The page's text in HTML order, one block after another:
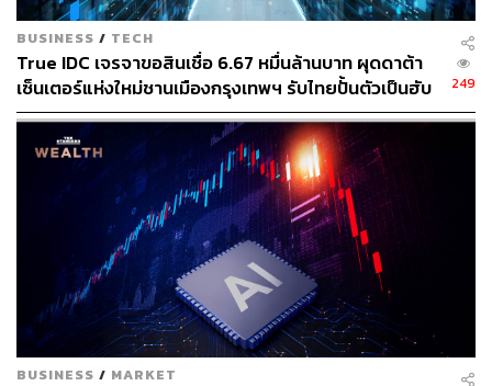
https://www.cnbc.com/2026/05/31/nvidias-new-chip-t
o-power-fresh-line-of-windows-laptops-by-dell-hp.ht
ml
ภาพ:Ann Wang / REUTERS
สามารถติดตาม THE STANDARD WEALTH
ผ่านแอปพลิเคชันต่างๆ ที่คุณสะดวกหรือใช้งานอยู่แล้วได้เลย
TAGS: Microsoft Windows Intel NVIDIA
AMD
Jensen Huang
BUSINESS / TECH
True IDC เจรจาขอสินเชื่อ 6.67 หมื่นล้านบาท ผุดดาต้า
เซ็นเตอร์แห่งใหม่ชานเมืองกรุงเทพฯ รับไทยปั้นตัวเป็นฮับ
AI ภูมิภาค
249
BUSINESS / MARKET